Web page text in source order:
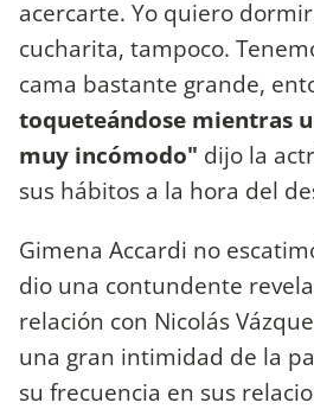
acercarte. Yo quiero
cucharita, tampoco.
cama bastante grande,
toqueteándose mientras
muy incómodo" dijo la
sus hábitos a la hora del
Gimena Accardi no
dio una contundente
relación con Nicolás
una gran intimidad de la
su frecuencia en sus